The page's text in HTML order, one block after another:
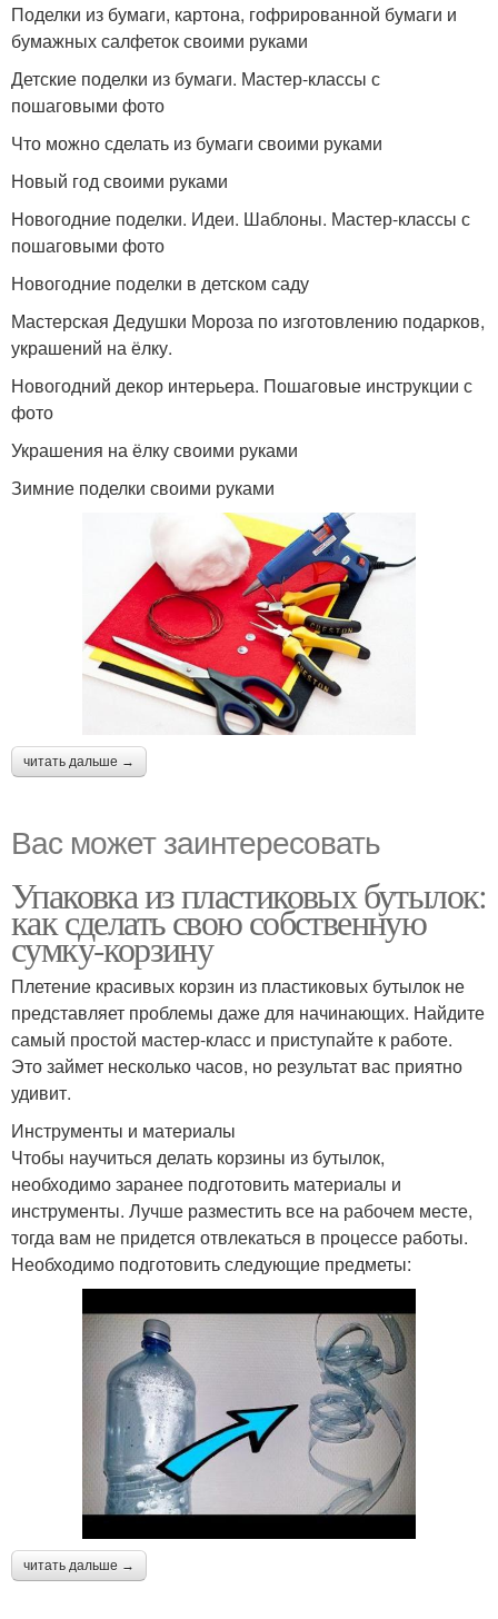
Поделки из бумаги, картона, гофрированной бумаги и
бумажных салфеток своими руками
Детские поделки из бумаги. Мастер-классы с
пошаговыми фото
Что можно сделать из бумаги своими руками
Новый год своими руками
Новогодние поделки. Идеи. Шаблоны. Мастер-классы с
пошаговыми фото
Новогодние поделки в детском саду
Мастерская Дедушки Мороза по изготовлению подарков,
украшений на ёлку.
Новогодний декор интерьера. Пошаговые инструкции с
фото
Украшения на ёлку своими руками
Зимние поделки своими руками
читать дальше →
Вас может заинтересовать
Упаковка из пластиковых бутылок:
как сделать свою собственную
сумку-корзину
Плетение красивых корзин из пластиковых бутылок не
представляет проблемы даже для начинающих. Найдите
самый простой мастер-класс и приступайте к работе.
Это займет несколько часов, но результат вас приятно
удивит.
Инструменты и материалы
Чтобы научиться делать корзины из бутылок,
необходимо заранее подготовить материалы и
инструменты. Лучше разместить все на рабочем месте,
тогда вам не придется отвлекаться в процессе работы.
Необходимо подготовить следующие предметы:
читать дальше →